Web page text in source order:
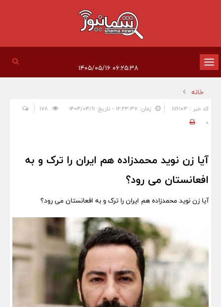
تغییر
وضعیت
ناوبری
خانه
کد خبر : 1116103 زمان: ۱۲:۲۳:۳۷ - تاریخ: ۱۴۰۴/۰۴/۱۱
0
آیا زن نوید محمدزاده هم ایران را ترک و به
افعانستان می رود؟
آیا زن نوید محمدزاده هم ایران را ترک و به افعانستان می رود؟